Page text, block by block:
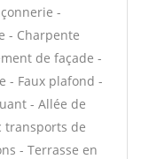
-
- Charpente
de façade -
- Faux plafond -
- Allée de
transports de
- Terrasse en